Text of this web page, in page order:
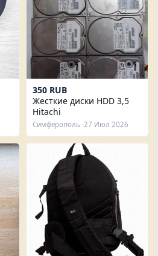
350 RUB
Жесткие диски HDD 3,5
Hitachi
Симферополь ·27 Июл 2026